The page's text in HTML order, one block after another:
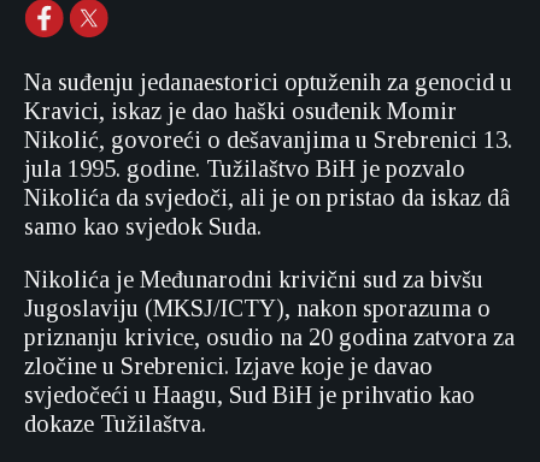
Na suđenju jedanaestorici optuženih za genocid u
Kravici, iskaz je dao haški osuđenik Momir
Nikolić, govoreći o dešavanjima u Srebrenici 13.
jula 1995. godine. Tužilaštvo BiH je pozvalo
Nikolića da svjedoči, ali je on pristao da iskaz dâ
samo kao svjedok Suda.
Nikolića je Međunarodni krivični sud za bivšu
Jugoslaviju (MKSJ/ICTY), nakon sporazuma o
priznanju krivice, osudio na 20 godina zatvora za
zločine u Srebrenici. Izjave koje je davao
svjedočeći u Haagu, Sud BiH je prihvatio kao
dokaze Tužilaštva.